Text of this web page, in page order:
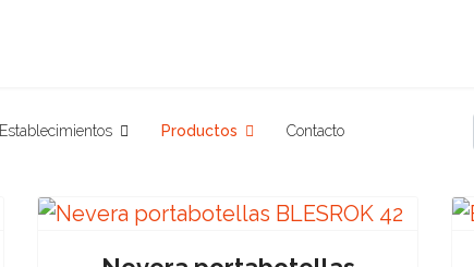
Establecimientos Productos Contacto